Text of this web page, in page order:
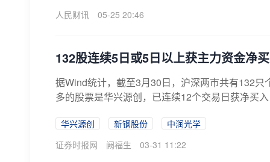
人民财讯
05-25 20:46
132股连续5日或5日以上获主力资金净
据Wind统计，截至3月30日，沪深两市共有132
多的股票是华兴源创，已连续12个交易日获净买
华兴源创 新钢股份
中润光学
证券时报网
阙福生 03-31 11:22